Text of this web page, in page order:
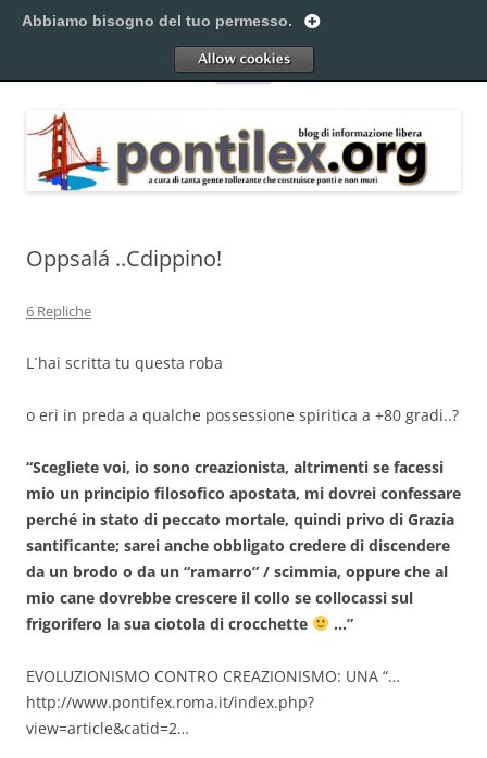
al
Pontilex
Menu
Oppsalá ..Cdippino!
6 Repliche
L´hai scritta tu questa roba
o eri in preda a qualche possessione spiritica a +80 gradi..?
“Scegliete voi, io sono creazionista, altrimenti se facessi
mio un principio filosofico apostata, mi dovrei confessare
perché in stato di peccato mortale, quindi privo di Grazia
santificante; sarei anche obbligato credere di discendere
da un brodo o da un “ramarro” / scimmia, oppure che al
mio cane dovrebbe crescere il collo se collocassi sul
frigorifero la sua ciotola di crocchette
…”
EVOLUZIONISMO CONTRO CREAZIONISMO: UNA “…
http://www.pontifex.roma.it/index.php?
view=article&catid=2…
Abbiamo bisogno del tuo permesso.